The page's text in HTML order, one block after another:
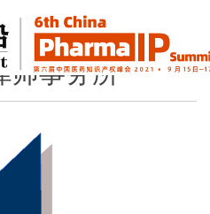
师事务所